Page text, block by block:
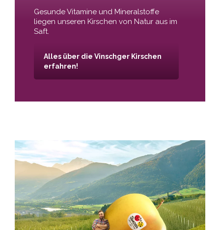
Gesunde Vitamine und Mineralstoffe
liegen unseren Kirschen von Natur aus im
Saft.
Alles über die Vinschger Kirschen
erfahren!